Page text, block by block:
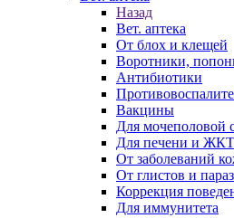
Назад
Вет. аптека
От блох и клещей
Воротники,
Антибиотики
Вакцины
Для мочеполовой
Для печени и ЖКТ
От заболеваний
От глистов и
Коррекция
Для иммунитета